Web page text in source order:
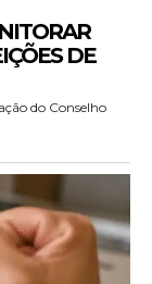
DE
do Conselho